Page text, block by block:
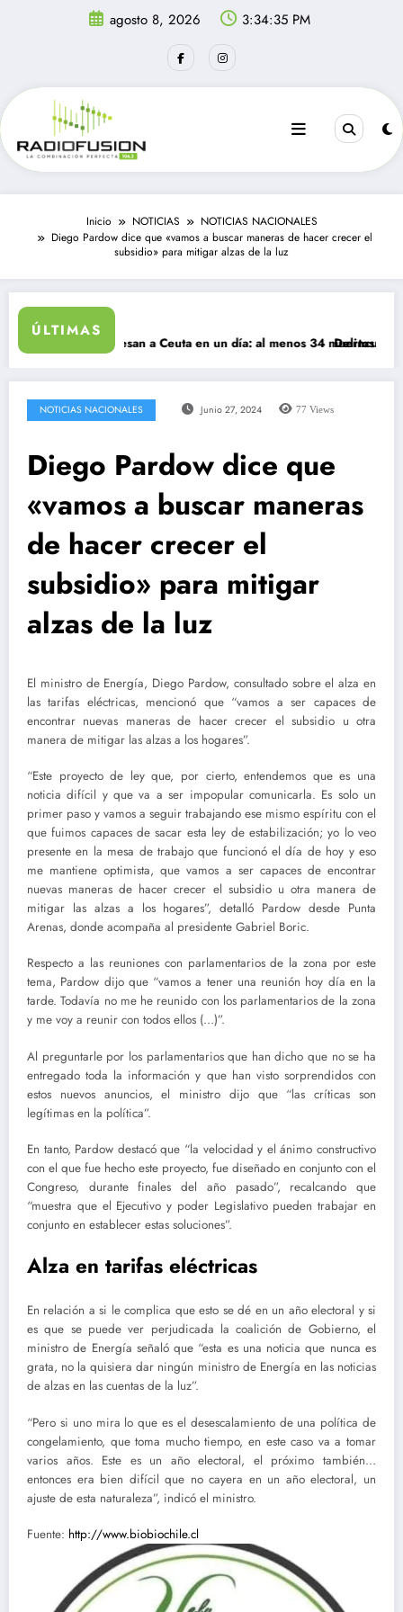
agosto 8, 2026 3:34:35 PM
Inicio NOTICIAS
NOTICIAS NACIONALES
Diego Pardow dice que «vamos a buscar maneras de hacer crecer el
subsidio» para mitigar alzas de la luz
ÚLTIMAS
ingresan a Ceuta en un día: al menos 34 muertos en la
Delincuentes
NOTICIAS NACIONALES Junio 27, 2024 77 Views
Diego Pardow dice que
«vamos a buscar maneras
de hacer crecer el
subsidio» para mitigar
alzas de la luz
El ministro de Energía, Diego Pardow, consultado sobre el alza en
las tarifas eléctricas, mencionó que “vamos a ser capaces de
encontrar nuevas maneras de hacer crecer el subsidio u otra
manera de mitigar las alzas a los hogares”.
“Este proyecto de ley que, por cierto, entendemos que es una
noticia difícil y que va a ser impopular comunicarla. Es solo un
primer paso y vamos a seguir trabajando ese mismo espíritu con el
que fuimos capaces de sacar esta ley de estabilización; yo lo veo
presente en la mesa de trabajo que funcionó el día de hoy y eso
me mantiene optimista, que vamos a ser capaces de encontrar
nuevas maneras de hacer crecer el subsidio u otra manera de
mitigar las alzas a los hogares”, detalló Pardow desde Punta
Arenas, donde acompaña al presidente Gabriel Boric.
Respecto a las reuniones con parlamentarios de la zona por este
tema, Pardow dijo que “vamos a tener una reunión hoy día en la
tarde. Todavía no me he reunido con los parlamentarios de la zona
y me voy a reunir con todos ellos (…)”.
Al preguntarle por los parlamentarios que han dicho que no se ha
entregado toda la información y que han visto sorprendidos con
estos nuevos anuncios, el ministro dijo que “las críticas son
legítimas en la política”.
En tanto, Pardow destacó que “la velocidad y el ánimo constructivo
con el que fue hecho este proyecto, fue diseñado en conjunto con el
Congreso, durante finales del año pasado”, recalcando que
“muestra que el Ejecutivo y poder Legislativo pueden trabajar en
conjunto en establecer estas soluciones”.
Alza en tarifas eléctricas
En relación a si le complica que esto se dé en un año electoral y si
es que se puede ver perjudicada la coalición de Gobierno, el
ministro de Energía señaló que “esta es una noticia que nunca es
grata, no la quisiera dar ningún ministro de Energía en las noticias
de alzas en las cuentas de la luz”.
“Pero si uno mira lo que es el desescalamiento de una política de
congelamiento, que toma mucho tiempo, en este caso va a tomar
varios años. Este es un año electoral, el próximo también…
entonces era bien difícil que no cayera en un año electoral, un
ajuste de esta naturaleza”, indicó el ministro.
Fuente: http://www.biobiochile.cl